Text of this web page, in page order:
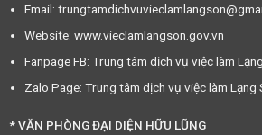
Email:
Website: www.vieclamlangson.gov.vn
Fanpage FB: Trung tâm dịch vụ việc làm
Zalo Page: Trung tâm dịch vụ việc làm Lạng
* VĂN PHÒNG ĐẠI DIỆN HỮU LŨNG